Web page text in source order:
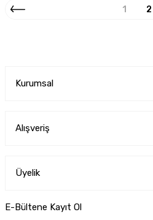
1 2
Kurumsal
Alışveriş
Üyelik
E-Bültene Kayıt Ol